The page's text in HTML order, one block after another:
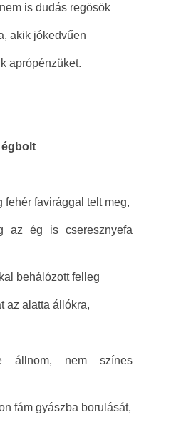
is dudás regösök
akik jókedvűen
aprópénzüket.
fehér favirággal telt meg,
az ég is cseresznyefa
behálózott felleg
az alatta állókra,
állnom, nem színes
fám gyászba borulását,